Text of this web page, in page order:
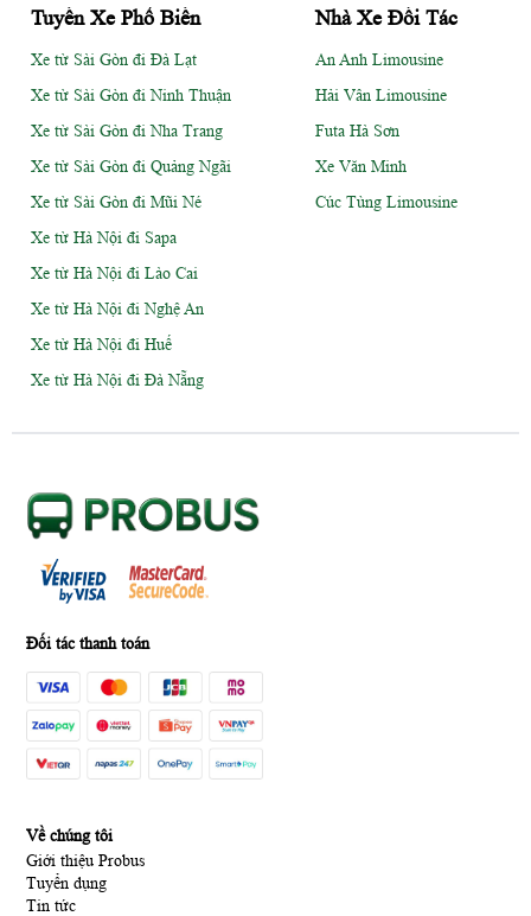
Tuyến Xe Phổ Biến
Xe từ Sài Gòn đi Đà Lạt
Xe từ Sài Gòn đi Ninh Thuận
Xe từ Sài Gòn đi Nha Trang
Xe từ Sài Gòn đi Quảng Ngãi
Xe từ Sài Gòn đi Mũi Né
Xe từ Hà Nội đi Sapa
Xe từ Hà Nội đi Lào Cai
Xe từ Hà Nội đi Nghệ An
Xe từ Hà Nội đi Huế
Xe từ Hà Nội đi Đà Nẵng
Nhà Xe Đối Tác
An Anh Limousine
Hải Vân Limousine
Futa Hà Sơn
Xe Văn Minh
Cúc Tùng Limousine
Đối tác thanh toán
Về chúng tôi
Giới thiệu Probus
Tuyển dụng
Tin tức